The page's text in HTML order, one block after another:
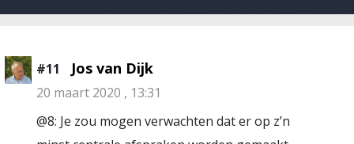
#11 Jos van Dijk
20 maart 2020 , 13:31
@8: Je zou mogen verwachten dat er op z’n